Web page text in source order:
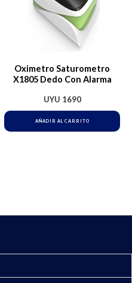
Oximetro Saturometro
X1805 Dedo Con Alarma
UYU 1690
AÑADIR AL CARRITO